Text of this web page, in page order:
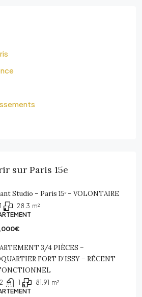
sur Paris 15e
Studio – Paris 15ᵉ – VOLONTAIRE
1 28.3 m²
3/4 PIÈCES –
FORT D’ISSY – RÉCENT
2 1 81.91 m²